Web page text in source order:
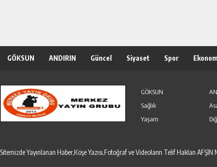
GÖKSUN ANDIRIN Güncel Siyaset Spor
GÖKSUN
Sağlık
Yaşam
Sitemizde Yayınlanan Haber,Köşe Yazısı,Fotoğraf ve Videoların Telif Hakları